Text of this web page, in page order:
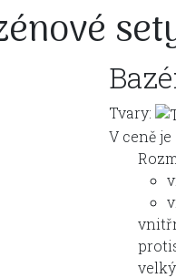
Tvary:
V ceně